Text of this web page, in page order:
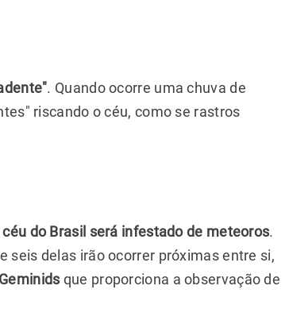
. Quando ocorre uma chuva de
riscando o céu, como se rastros
do Brasil será infestado de meteoros.
seis delas irão ocorrer próximas entre si,
Geminids que proporciona a observação de